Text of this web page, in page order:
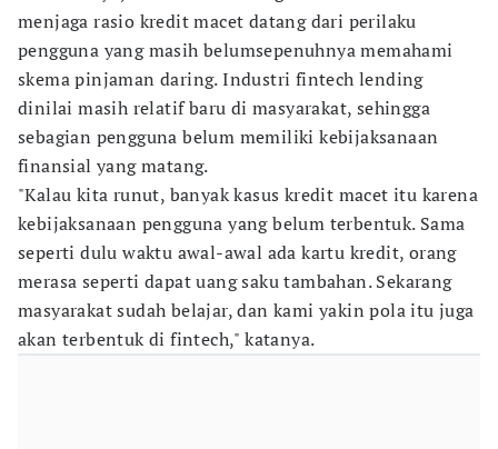
menjaga rasio kredit macet datang dari perilaku
pengguna yang masih belumsepenuhnya memahami
skema pinjaman daring. Industri fintech lending
dinilai masih relatif baru di masyarakat, sehingga
sebagian pengguna belum memiliki kebijaksanaan
finansial yang matang.
"Kalau kita runut, banyak kasus kredit macet itu karena
kebijaksanaan pengguna yang belum terbentuk. Sama
seperti dulu waktu awal-awal ada kartu kredit, orang
merasa seperti dapat uang saku tambahan. Sekarang
masyarakat sudah belajar, dan kami yakin pola itu juga
akan terbentuk di fintech," katanya.